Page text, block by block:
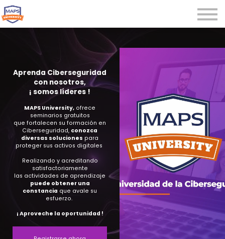
Seminarios
Webinars
Iniciar sesión
Registrarse
Aprenda Ciberseguridad
con nosotros,
¡ somos líderes !
MAPS University, ofrece
seminarios gratuitos
que fortalecen su formación en
Ciberseguridad, conozca
diversas soluciones para
proteger sus activos digitales
Realizando y acreditando
satisfactoriamente
las actividades de aprendizaje
puede obtener una
constancia que avale su
esfuerzo.
¡ Aproveche la oportunidad !